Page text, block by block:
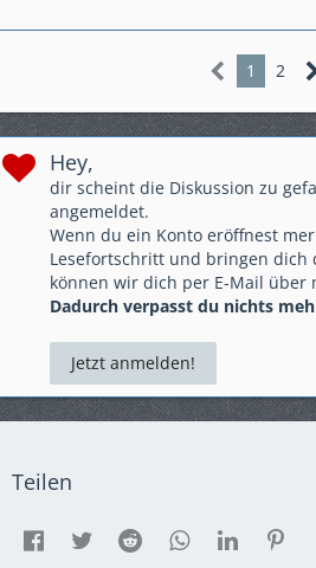
1 2
Hey,
dir scheint die Diskussion zu
angemeldet.
Wenn du ein Konto eröffnest
Lesefortschritt und bringen dich
können wir dich per E-Mail über
Dadurch verpasst du nichts
Jetzt anmelden!
Teilen